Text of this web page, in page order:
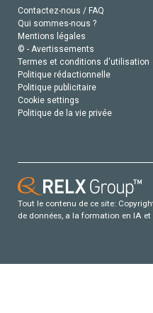
Contactez-nous / FAQ
Qui sommes-nous ?
Mentions légales
© - Avertissements
Termes et conditions d'utilisation
Politique rédactionnelle
Politique publicitaire
Cookie settings
Politique de la vie privée
Tout le contenu de ce site:
de données, a la formation en IA